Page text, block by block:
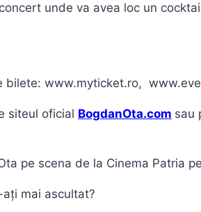
unde va avea loc un
bilete: www.myticket.ro,
siteul oficial BogdanOta.com sau
pe scena de la Cinema Patria
ați mai ascultat?